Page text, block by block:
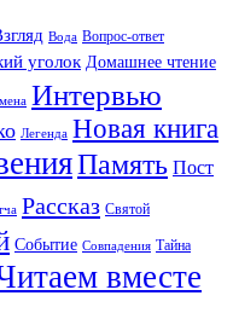
Вода Вопрос-ответ
уголок Домашнее чтение
Интервью
Легенда Новая книга
Память Пост
Рассказ Святой
Событие Совпадения Тайна
вместе